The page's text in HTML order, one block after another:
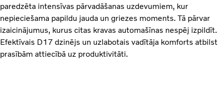
Sazināties ar mums
Akcijas
paredzēta intensīvas pārvadāšanas uzdevumiem, kur
nepieciešama papildu jauda un griezes moments. Tā pārvar
izaicinājumus, kurus citas kravas automašīnas nespēj izpildīt.
Efektīvais D17 dzinējs un uzlabotais vadītāja komforts atbilst
prasībām attiecībā uz produktivitāti.